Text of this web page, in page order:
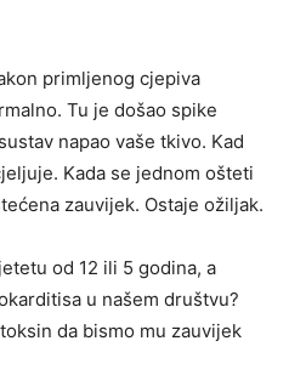
primljenog cjepiva
Tu je došao spike
napao vaše tkivo. Kad
Kada se jednom ošteti
zauvijek. Ostaje ožiljak.
od 12 ili 5 godina, a
u našem društvu?
da bismo mu zauvijek